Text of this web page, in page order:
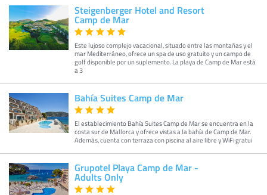
Steigenberger Hotel and Resort
Camp de Mar
Este lujoso complejo vacacional, situado entre las montañas y el
mar Mediterráneo, ofrece un spa de uso gratuito y un campo de
golf disponible por un suplemento. La playa de Camp de Mar está
a 3
Bahía Suites Camp de Mar
El establecimiento Bahía Suites Camp de Mar se encuentra en la
costa sur de Mallorca y ofrece vistas a la bahía de Camp de Mar.
Además, cuenta con terraza con piscina al aire libre y WiFi gratui
Grupotel Playa Camp de Mar -
Adults Only